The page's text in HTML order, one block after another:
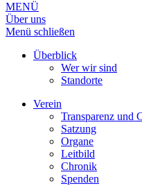
MENÜ
Über uns
Menü schließen
Überblick
Wer wir sind
Standorte
Verein
Transparenz und
Satzung
Organe
Leitbild
Chronik
Spenden